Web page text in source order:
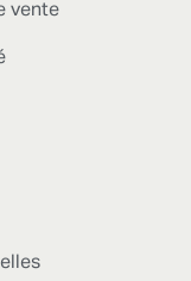
vente